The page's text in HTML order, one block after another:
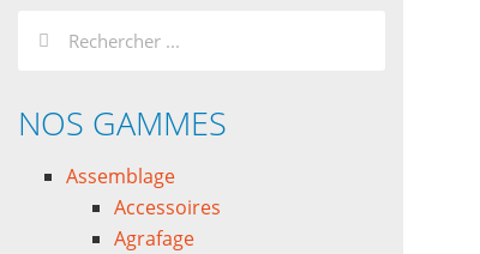
NOS GAMMES
Assemblage
Accessoires
Agrafage